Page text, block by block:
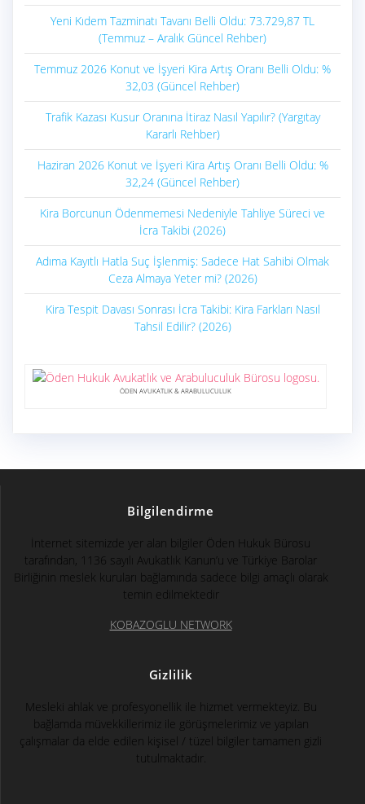
Yeni Kıdem Tazminatı Tavanı Belli Oldu: 73.729,87 TL
(Temmuz – Aralık Güncel Rehber)
Temmuz 2026 Konut ve İşyeri Kira Artış Oranı Belli Oldu: %
32,03 (Güncel Rehber)
Trafik Kazası Kusur Oranına İtiraz Nasıl Yapılır? (Yargıtay
Kararlı Rehber)
Haziran 2026 Konut ve İşyeri Kira Artış Oranı Belli Oldu: %
32,24 (Güncel Rehber)
Kira Borcunun Ödenmemesi Nedeniyle Tahliye Süreci ve
İcra Takibi (2026)
Adıma Kayıtlı Hatla Suç İşlenmiş: Sadece Hat Sahibi Olmak
Ceza Almaya Yeter mi? (2026)
Kira Tespit Davası Sonrası İcra Takibi: Kira Farkları Nasıl
Tahsil Edilir? (2026)
ÖDEN AVUKATLIK & ARABULUCULUK
Bilgilendirme
İnternet sitemizde yer alan bilgiler Öden Hukuk Bürosu
tarafından, 1136 sayılı Avukatlık Kanun’u ve Türkiye Barolar
Birliğinin meslek kuruları bağlamında sadece bilgi amaçlı olarak
temin edilmektedir
KOBAZOGLU NETWORK
Gizlilik
Mesleki ahlak ve profesyonellik ile hizmet vermekteyiz. Bu
bağlamda müvekkillerimiz ile görüşmelerimiz ve yapılan
çalışmalar da elde edilen kişisel / tüzel bilgiler tamamen gizli
tutulmaktadır.